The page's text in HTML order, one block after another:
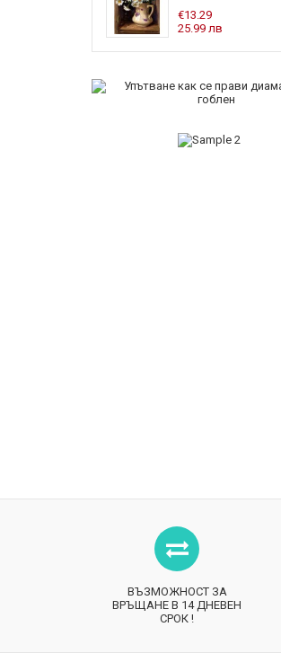
€13.29
25.99 лв
ВЪЗМОЖНОСТ ЗА
ВРЪЩАНЕ В 14 ДНЕВЕН
СРОК !